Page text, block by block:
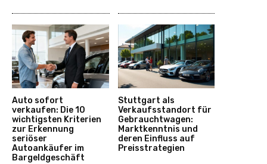
Auto sofort
verkaufen: Die 10
wichtigsten Kriterien
zur Erkennung
seriöser
Autoankäufer im
Bargeldgeschäft
Stuttgart als
Verkaufsstandort für
Gebrauchtwagen:
Marktkenntnis und
deren Einfluss auf
Preisstrategien